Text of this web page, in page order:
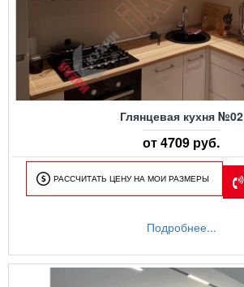
Глянцевая кухня №02
от 4709 руб.
РАССЧИТАТЬ ЦЕНУ НА МОИ РАЗМЕРЫ
Подробнее...